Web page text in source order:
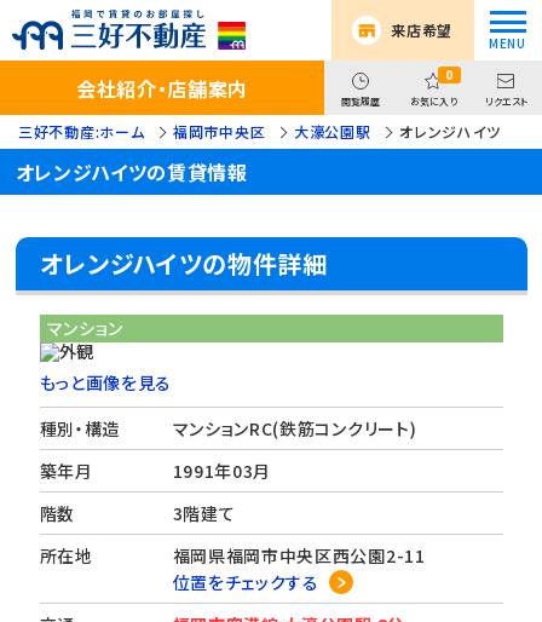
来店希望
会社紹介・店舗案内 閲覧履歴
0
お気に入り リクエスト
三好不動産:ホーム 福岡市中央区 大濠公園駅 オレンジハイツ
オレンジハイツの賃貸情報
オレンジハイツの物件詳細
マンション
もっと画像を見る
種別・構造
マンションRC(鉄筋コンクリート)
築年月
1991年03月
階数
3階建て
所在地
福岡県福岡市中央区西公園2-11
位置をチェックする